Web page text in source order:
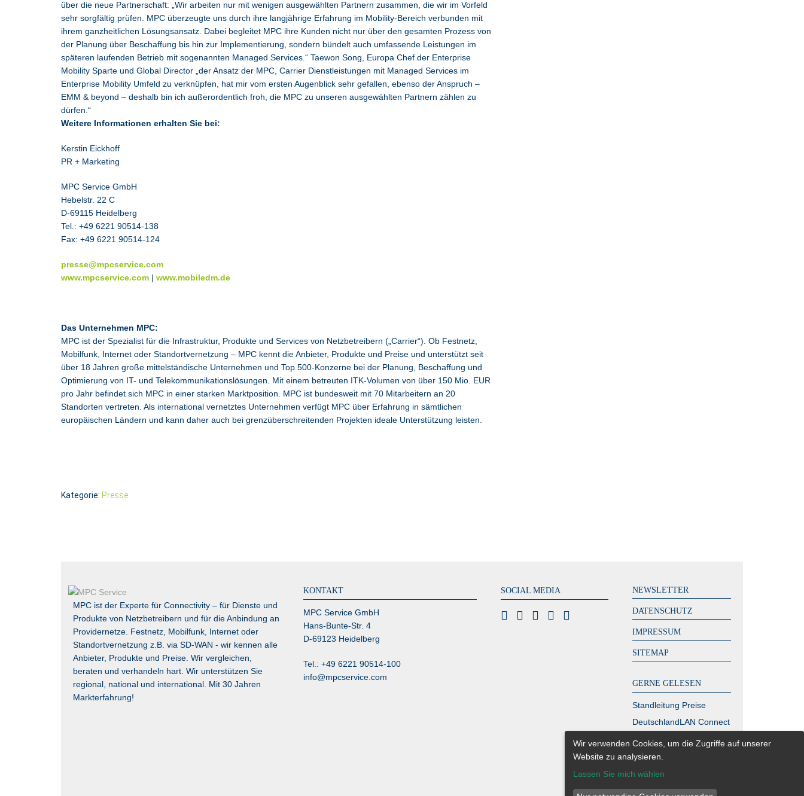
über die neue Partnerschaft: „Wir arbeiten nur mit wenigen ausgewählten Partnern zusammen, die wir im Vorfeld
sehr sorgfältig prüfen. MPC überzeugte uns durch ihre langjährige Erfahrung im Mobility-Bereich verbunden mit
ihrem ganzheitlichen Lösungsansatz. Dabei begleitet MPC ihre Kunden nicht nur über den gesamten Prozess von
der Planung über Beschaffung bis hin zur Implementierung, sondern bündelt auch umfassende Leistungen im
späteren laufenden Betrieb mit sogenannten Managed Services.“ Taewon Song, Europa Chef der Enterprise
Mobility Sparte und Global Director „der Ansatz der MPC, Carrier Dienstleistungen mit Managed Services im
Enterprise Mobility Umfeld zu verknüpfen, hat mir vom ersten Augenblick sehr gefallen, ebenso der Anspruch –
EMM & beyond – deshalb bin ich außerordentlich froh, die MPC zu unseren ausgewählten Partnern zählen zu
dürfen.“
Weitere Informationen erhalten Sie bei:
Kerstin Eickhoff
PR + Marketing
MPC Service GmbH
Hebelstr. 22 C
D-69115 Heidelberg
Tel.: +49 6221 90514-138
Fax: +49 6221 90514-124
presse@mpcservice.com
www.mpcservice.com | www.mobiledm.de
Das Unternehmen MPC:
MPC ist der Spezialist für die Infrastruktur, Produkte und Services von Netzbetreibern („Carrier“). Ob Festnetz,
Mobilfunk, Internet oder Standortvernetzung – MPC kennt die Anbieter, Produkte und Preise und unterstützt seit
über 18 Jahren große mittelständische Unternehmen und Top 500-Konzerne bei der Planung, Beschaffung und
Optimierung von IT- und Telekommunikationslösungen. Mit einem betreuten ITK-Volumen von über 150 Mio. EUR
pro Jahr befindet sich MPC in einer starken Marktposition. MPC ist bundesweit mit 70 Mitarbeitern an 20
Standorten vertreten. Als international vernetztes Unternehmen verfügt MPC über Erfahrung in sämtlichen
europäischen Ländern und kann daher auch bei grenzüberschreitenden Projekten ideale Unterstützung leisten.
Kategorie: Presse
MPC ist der Experte für Connectivity – für Dienste und
Produkte von Netzbetreibern und für die Anbindung an
Providernetze. Festnetz, Mobilfunk, Internet oder
Standortvernetzung z.B. via SD-WAN - wir kennen alle
Anbieter, Produkte und Preise. Wir vergleichen,
beraten und verhandeln hart. Wir unterstützen Sie
regional, national und international. Mit 30 Jahren
Markterfahrung!
KONTAKT
MPC Service GmbH
Hans-Bunte-Str. 4
D-69123 Heidelberg
Tel.: +49 6221 90514-100
info@mpcservice.com
SOCIAL MEDIA NEWSLETTER
DATENSCHUTZ
IMPRESSUM
SITEMAP
GERNE GELESEN
Standleitung Preise
DeutschlandLAN Connect
MPLS Kosten – zahlen
Wir verwenden Cookies, um die Zugriffe auf unserer
Website zu analysieren.
Lassen Sie mich wählen